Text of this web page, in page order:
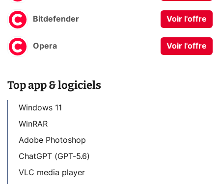
Bitdefender Voir l'offre
Opera Voir l'offre
Top app & logiciels
Windows 11
WinRAR
Adobe Photoshop
ChatGPT (GPT-5.6)
VLC media player